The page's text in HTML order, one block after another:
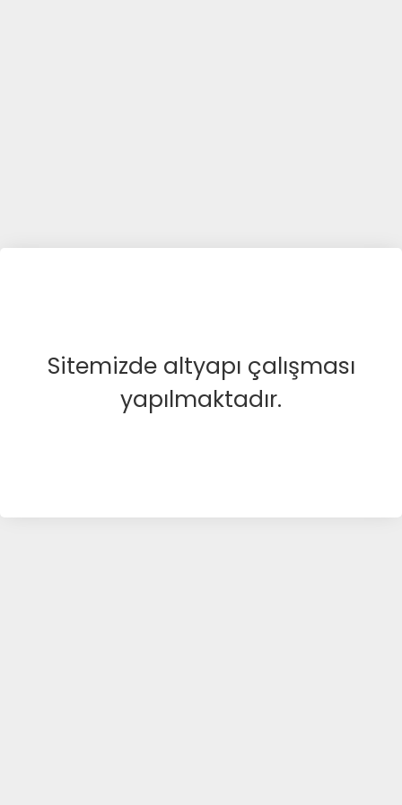
Sitemizde altyapı çalışması
yapılmaktadır.